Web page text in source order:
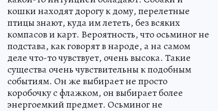
кошки находят дорогу к дому, перелетные
птицы знают, куда им лететь, без всяких
компасов и карт. Вероятность, что осьминог не
подстава, как говорят в народе, а на самом
деле что-то чувствует, очень высока. Такие
существа очень чувствительны к подобным
событиям. Он же выбирает не просто
коробочку с флажком, он выбирает более
энергоемкий предмет. Осьминог не